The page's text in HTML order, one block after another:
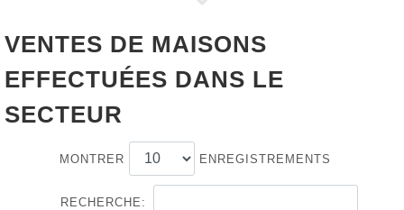
VENTES DE MAISONS
EFFECTUÉES DANS LE
SECTEUR
MONTRER ENREGISTREMENTS
RECHERCHE: